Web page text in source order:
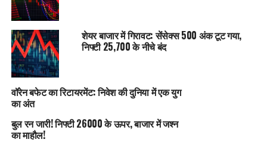
शेयर बाजार में गिरावट: सेंसेक्स 500 अंक टूट गया,
निफ्टी 25,700 के नीचे बंद
वॉरेन बफेट का रिटायरमेंट: निवेश की दुनिया में एक युग
का अंत
बुल रन जारी! निफ्टी 26000 के ऊपर, बाजार में जश्न
का माहौल!